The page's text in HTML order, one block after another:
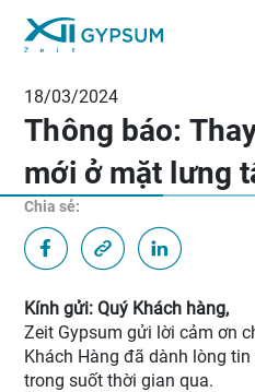
18/03/2024
Thông báo:
mới ở mặt lưng
Chia sẻ:
Kính gửi: Quý Khách hàng,
Zeit Gypsum gửi lời cảm ơn
Khách Hàng đã dành lòng
trong suốt thời gian qua.